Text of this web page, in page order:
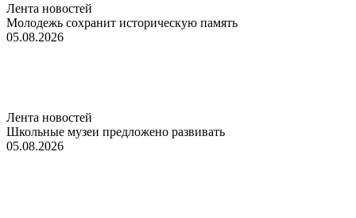
Лента новостей
Молодежь сохранит историческую память
05.08.2026
Лента новостей
Школьные музеи предложено развивать
05.08.2026